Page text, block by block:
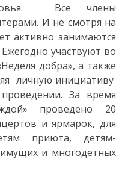
Все члены
И не смотря на
активно занимаются
участвуют во
добра», а также
личную инициативу
За время
проведено 20
и ярмарок, для
приюта, детям-
и многодетных